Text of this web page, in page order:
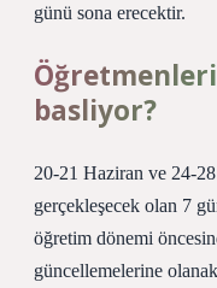
günü sona erecektir.
basliyor?
20-21 Haziran ve 24-
gerçekleşecek olan 7
öğretim dönemi
güncellemelerine